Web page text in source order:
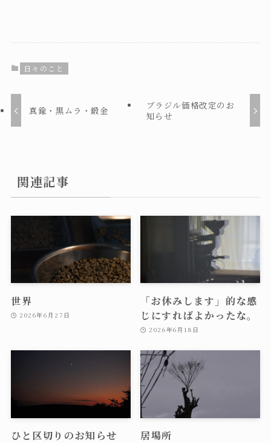
日々のこと
真鍮・黒ムラ・鍛金
ブラジル価格改定のお
知らせ
関連記事
世界
2026年6月27日
「お休みします」的な感
じにすればよかったな。
2026年6月18日
ひと区切りのお知らせ 居場所